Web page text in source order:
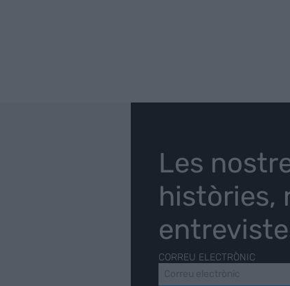
Les
històries,
CORREU ELECTRÒNIC